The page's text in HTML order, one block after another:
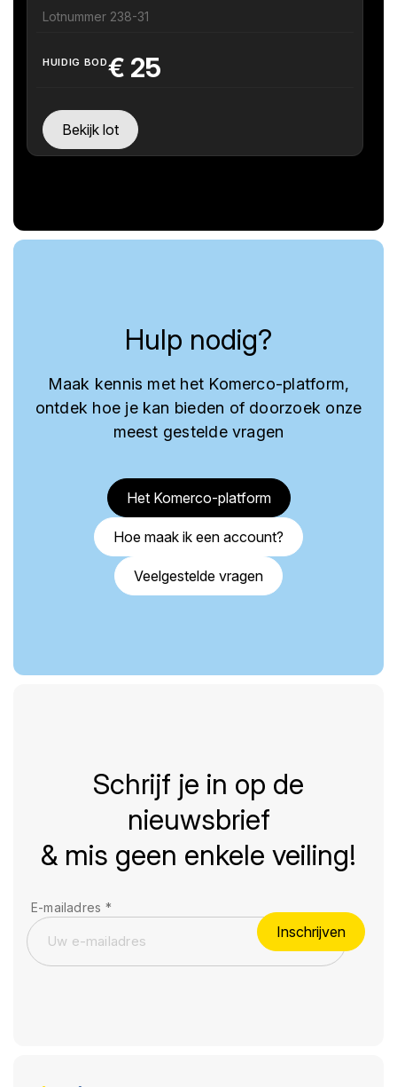
Lotnummer 238-31
HUIDIG BOD€ 25
Bekijk lot
Hulp nodig?
Maak kennis met het Komerco-platform,
ontdek hoe je kan bieden of doorzoek onze
meest gestelde vragen
Het Komerco-platform
Hoe maak ik een account?
Veelgestelde vragen
Schrijf je in op de
nieuwsbrief
& mis geen enkele veiling!
E-mailadres *
Inschrijven